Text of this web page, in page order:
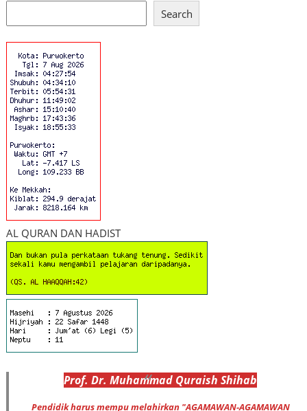
Search
AL QURAN DAN HADIST
Prof. Dr. Muhammad Quraish Shihab
Pendidik harus mempu melahirkan "AGAMAWAN-AGAMAWAN